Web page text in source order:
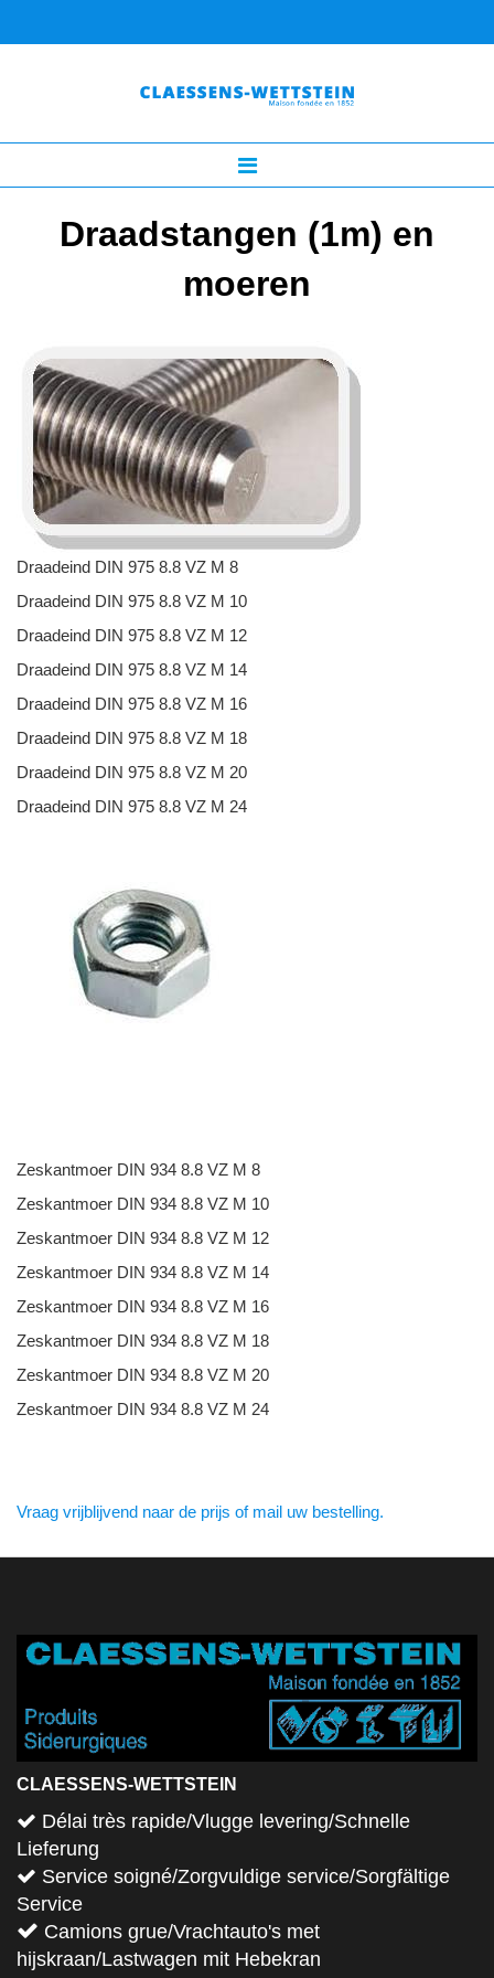
Draadstangen (1m) en
moeren
Draadeind DIN 975 8.8 VZ M 8
Draadeind DIN 975 8.8 VZ M 10
Draadeind DIN 975 8.8 VZ M 12
Draadeind DIN 975 8.8 VZ M 14
Draadeind DIN 975 8.8 VZ M 16
Draadeind DIN 975 8.8 VZ M 18
Draadeind DIN 975 8.8 VZ M 20
Draadeind DIN 975 8.8 VZ M 24
Zeskantmoer DIN 934 8.8 VZ M 8
Zeskantmoer DIN 934 8.8 VZ M 10
Zeskantmoer DIN 934 8.8 VZ M 12
Zeskantmoer DIN 934 8.8 VZ M 14
Zeskantmoer DIN 934 8.8 VZ M 16
Zeskantmoer DIN 934 8.8 VZ M 18
Zeskantmoer DIN 934 8.8 VZ M 20
Zeskantmoer DIN 934 8.8 VZ M 24
Vraag vrijblijvend naar de prijs of mail uw bestelling.
CLAESSENS-WETTSTEIN
Délai très rapide/Vlugge levering/Schnelle
Lieferung
Service soigné/Zorgvuldige service/Sorgfältige
Service
Camions grue/Vrachtauto's met
hijskraan/Lastwagen mit Hebekran